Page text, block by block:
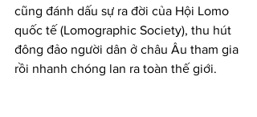
cũng đánh dấu sự ra đời của Hội Lomo
quốc tế (Lomographic Society), thu hút
đông đảo người dân ở châu Âu tham gia
rồi nhanh chóng lan ra toàn thế giới.